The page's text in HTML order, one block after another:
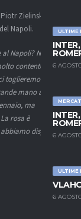
ULTIME
6
6
ULTIME
6
Zielinski ha
Napoli.
Napoli? Non lo
contento,
toglieremo
mano anche
ma
rosa è
disputato